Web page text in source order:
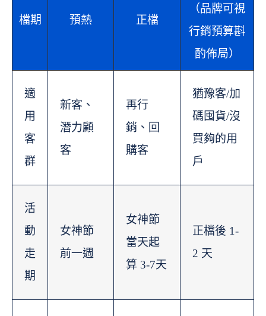
檔期 預熱 正檔
（品牌可視
行銷預算斟
酌佈局）
適
用
客
群
新客、
潛力顧
客
再行
銷、回
購客
猶豫客/加
碼囤貨/沒
買夠的用
戶
活
動
走
期
女神節
前一週
女神節
當天起
算 3-7天
正檔後 1-
2 天